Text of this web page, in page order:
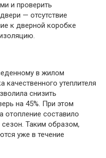
и проверить
— отсутствие
к дверной коробке
в жилом
качественного утеплителя
снизить
на 45%. При этом
отопление составило
Таким образом,
уже в течение